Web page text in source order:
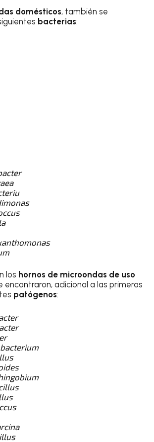
domésticos, también se
bacterias:
los hornos de microondas de uso
encontraron, adicional a las primeras
patógenos: